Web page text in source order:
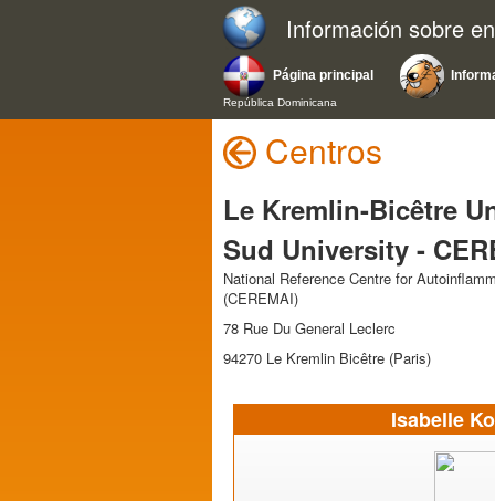
Información sobre
Página principal
República Dominicana
Centros
Le Kremlin-Bicêtre
Sud University -
National Reference Centre for
(CEREMAI)
78 Rue Du General Leclerc
94270 Le Kremlin Bicêtre (Paris)
Isabelle